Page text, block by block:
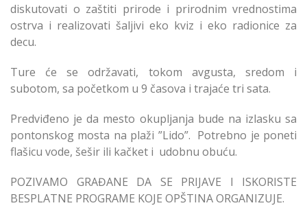
diskutovati o zaštiti prirode i prirodnim vrednostima
ostrva i realizovati šaljivi eko kviz i eko radionice za
decu.
Ture će se održavati, tokom avgusta, sredom i
subotom, sa početkom u 9 časova i trajaće tri sata.
Predviđeno je da mesto okupljanja bude na izlasku sa
pontonskog mosta na plaži ”Lido”. Potrebno je poneti
flašicu vode, šešir ili kačket i udobnu obuću.
POZIVAMO GRAĐANE DA SE PRIJAVE I ISKORISTE
BESPLATNE PROGRAME KOJE OPŠTINA ORGANIZUJE.